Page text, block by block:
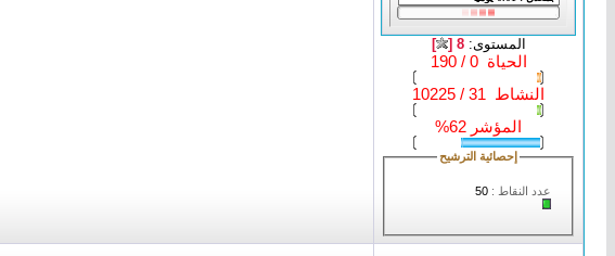
المستوى:8 [
]
الحياة 0 / 190
النشاط 31 / 10225
المؤشر 62%
إحصائية الترشيح
عدد النقاط :50